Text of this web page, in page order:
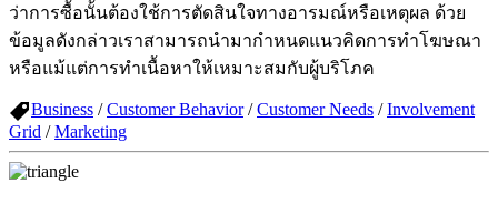
ว่าการซื้อนั้นต้องใช้การตัดสินใจทางอารมณ์หรือเหตุผล ด้วย
ข้อมูลดังกล่าวเราสามารถนำมากำหนดแนวคิดการทำโฆษณา
หรือแม้แต่การทำเนื้อหาให้เหมาะสมกับผู้บริโภค
Business /Customer Behavior/Customer Needs /Involvement
Grid /Marketing